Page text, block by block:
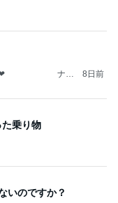
❤︎ ナチ
8日前
乗り物
ないのですか？